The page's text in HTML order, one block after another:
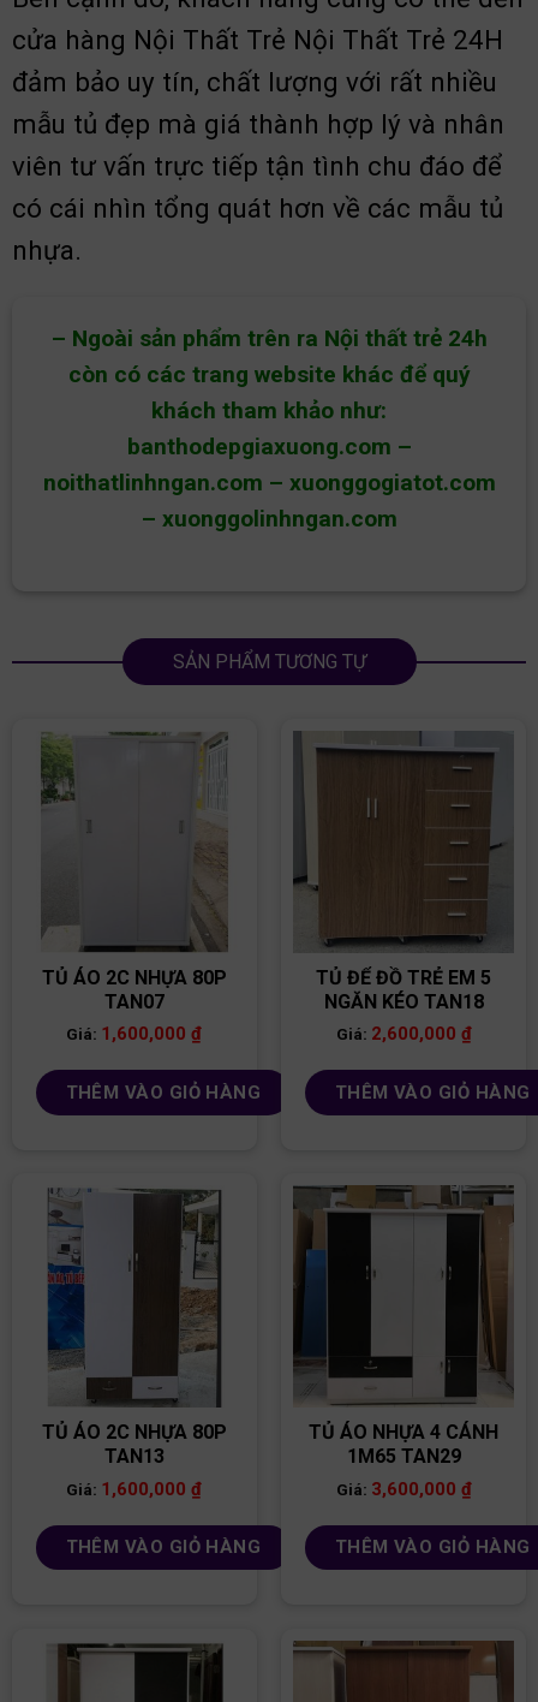
cửa hàng Nội Thất Trẻ Nội Thất Trẻ 24H
đảm bảo uy tín, chất lượng với rất nhiều
mẫu tủ đẹp mà giá thành hợp lý và nhân
viên tư vấn trực tiếp tận tình chu đáo để
có cái nhìn tổng quát hơn về các mẫu tủ
nhựa.
– Ngoài sản phẩm trên ra Nội thất trẻ 24h
còn có các trang website khác để quý
khách tham khảo như:
banthodepgiaxuong.com –
noithatlinhngan.com – xuonggogiatot.com
– xuonggolinhngan.com
SẢN PHẨM TƯƠNG TỰ
TỦ ÁO 2C NHỰA 80P
TAN07
Giá: 1,600,000₫
THÊM VÀO GIỎ HÀNG
TỦ ĐỂ ĐỒ TRẺ EM 5
NGĂN KÉO TAN18
Giá: 2,600,000 ₫
THÊM VÀO GIỎ HÀNG
TỦ ÁO 2C NHỰA 80P
TAN13
Giá: 1,600,000₫
THÊM VÀO GIỎ HÀNG
TỦ ÁO NHỰA 4 CÁNH
1M65 TAN29
Giá: 3,600,000 ₫
THÊM VÀO GIỎ HÀNG